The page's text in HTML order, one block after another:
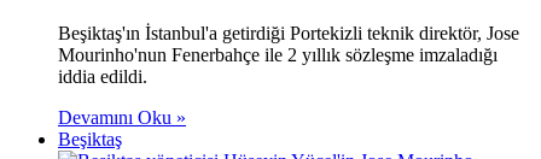
Beşiktaş'ın İstanbul'a getirdiği Portekizli teknik direktör, Jose
Mourinho'nun Fenerbahçe ile 2 yıllık sözleşme imzaladığı
iddia edildi.
Devamını Oku »
Beşiktaş